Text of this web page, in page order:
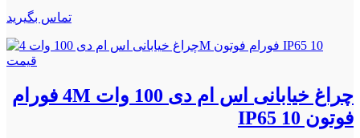
تماس بگیرید
چراغ خیابانی اس ام دی 100 وات 4M فورام
فوتون IP65 10